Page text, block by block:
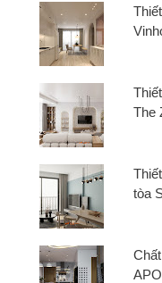
The
tòa